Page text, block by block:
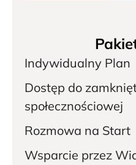
Indywidualny Plan
Dostęp do
społecznościowej
Rozmowa na Start
Wsparcie przez